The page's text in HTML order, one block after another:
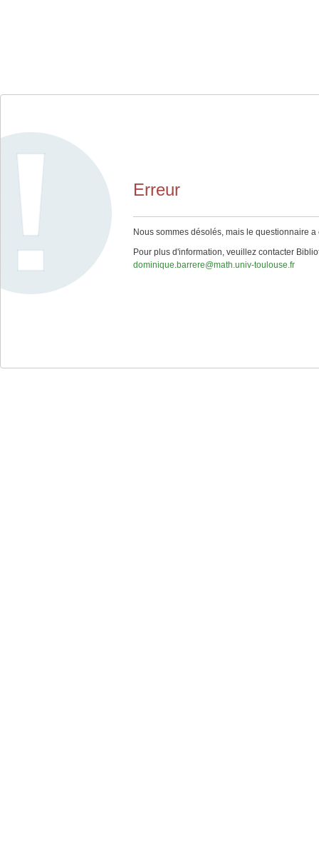
Erreur
Nous sommes désolés, mais le questionnaire
Pour plus d'information, veuillez contacter
dominique.barrere@math.univ-toulouse.fr